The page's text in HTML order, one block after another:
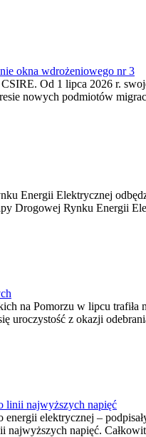
okna wdrożeniowego nr 3
Od 1 lipca 2026 r.
nowych podmiotów
Energii Elektrycznej
Drogowej Rynku Energii
na Pomorzu w lipcu
uroczystość z okazji
linii najwyższych napięć
energii elektrycznej –
napięć.